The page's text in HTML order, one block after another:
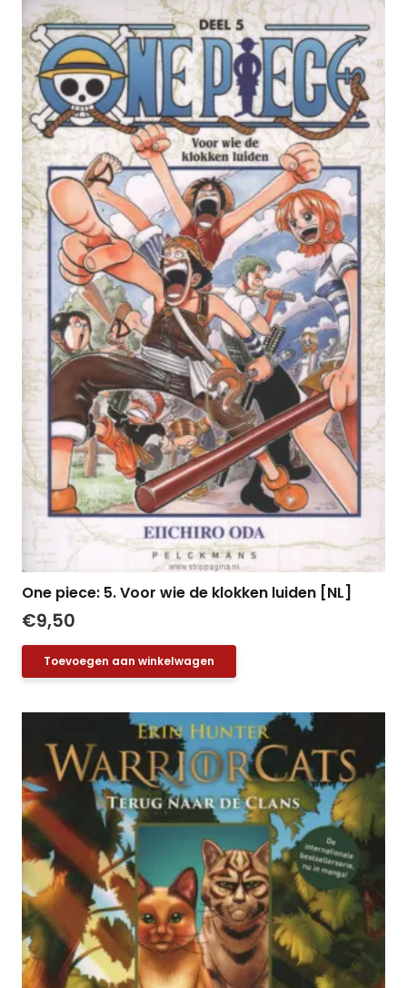
One piece: 5. Voor wie de klokken luiden [NL]
€9,50
Toevoegen aan winkelwagen